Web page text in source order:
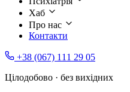
Хаб
Про нас
Контакти
+38 (067) 111 29 05
Цілодобово · без вихідних